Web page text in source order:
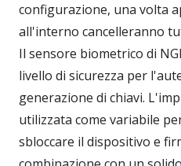
configurazione, una volta
all'interno cancelleranno
Il sensore biometrico di
livello di sicurezza per
generazione di chiavi.
utilizzata come variabile
sbloccare il dispositivo e